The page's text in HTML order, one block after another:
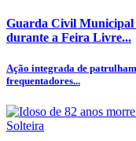
Guarda Civil Municipal
durante a Feira Livre...
Ação integrada de
frequentadores...